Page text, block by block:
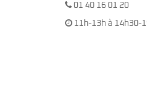
01 40 16 01 20
11h-13h à 14h30-